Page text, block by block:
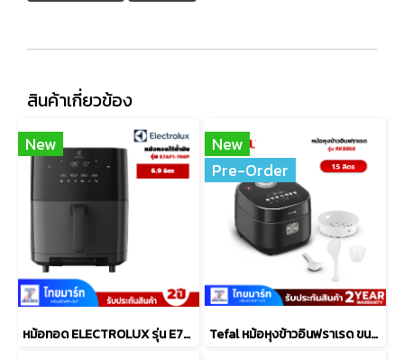
สินค้าเกี่ยวข้อง
New
หม้อทอด ELECTROLUX รุ่น E7AF1-700P ขนาด6.9 ลิตร
New
Pre-Order
Tefal หม้อหุงข้าวอินฟราเรด ขนาด 1.5L รุ่น RK8868